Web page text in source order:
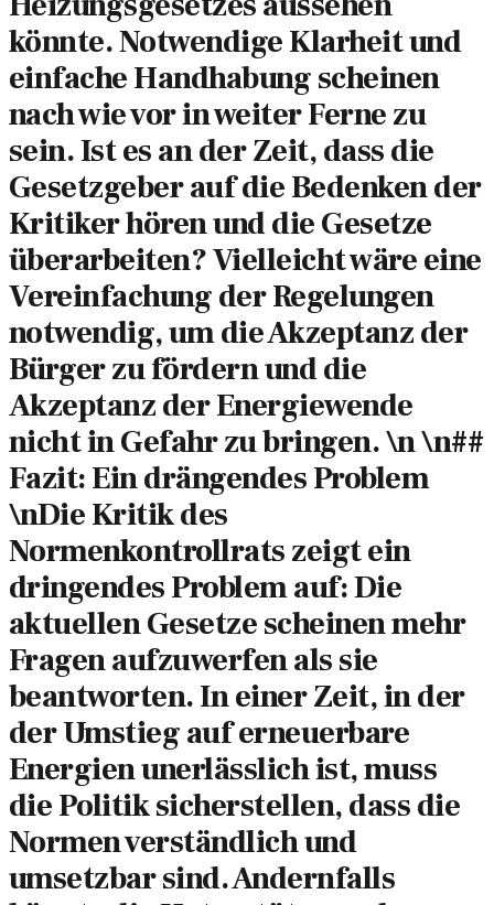
könnte. Notwendige Klarheit und
einfache Handhabung scheinen
nach wie vor in weiter Ferne zu
sein. Ist es an der Zeit, dass die
Gesetzgeber auf die Bedenken der
Kritiker hören und die Gesetze
überarbeiten? Vielleicht wäre eine
Vereinfachung der Regelungen
notwendig, um die Akzeptanz der
Bürger zu fördern und die
Akzeptanz der Energiewende
nicht in Gefahr zu bringen. \n \n##
Fazit: Ein drängendes Problem
\nDie Kritik des
Normenkontrollrats zeigt ein
dringendes Problem auf: Die
aktuellen Gesetze scheinen mehr
Fragen aufzuwerfen als sie
beantworten. In einer Zeit, in der
der Umstieg auf erneuerbare
Energien unerlässlich ist, muss
die Politik sicherstellen, dass die
Normen verständlich und
umsetzbar sind. Andernfalls